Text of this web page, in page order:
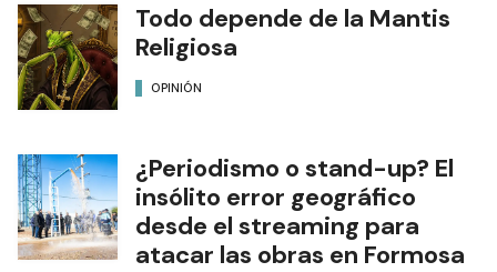
Todo depende de la Mantis
Religiosa
OPINIÓN
¿Periodismo o stand-up? El
insólito error geográfico
desde el streaming para
atacar las obras en Formosa